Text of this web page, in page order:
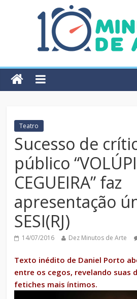
Teatro
Sucesso de
público
CEGUEIRA” faz
apresentação
SESI(RJ)
14/07/2016 Dez Minutos de Arte
Texto inédito de Daniel Porto
entre os cegos, revelando suas
fetiches mais íntimos.